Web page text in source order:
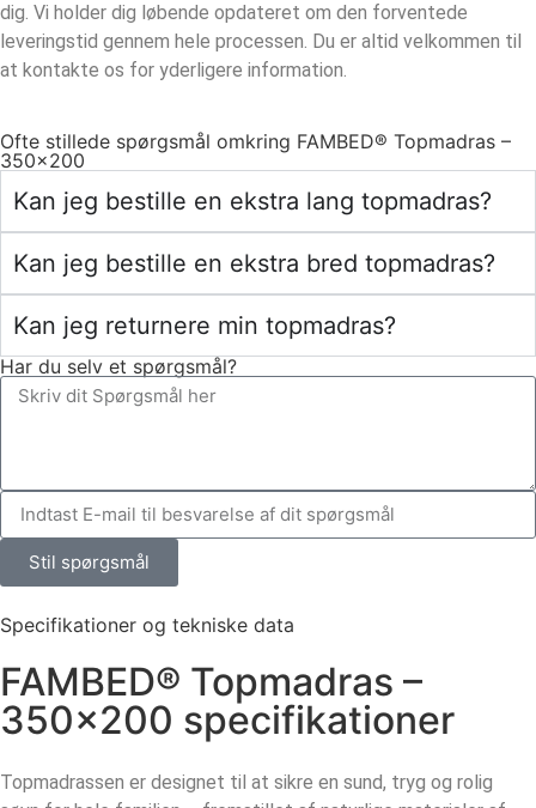
dig. Vi holder dig løbende opdateret om den forventede
leveringstid gennem hele processen. Du er altid velkommen til
at kontakte os for yderligere information.
Ofte stillede spørgsmål omkring FAMBED® Topmadras –
350×200
Kan jeg bestille en ekstra lang topmadras?
Kan jeg bestille en ekstra bred topmadras?
Kan jeg returnere min topmadras?
Har du selv et spørgsmål?
Stil spørgsmål
Specifikationer og tekniske data
FAMBED® Topmadras –
350×200 specifikationer
Topmadrassen er designet til at sikre en sund, tryg og rolig